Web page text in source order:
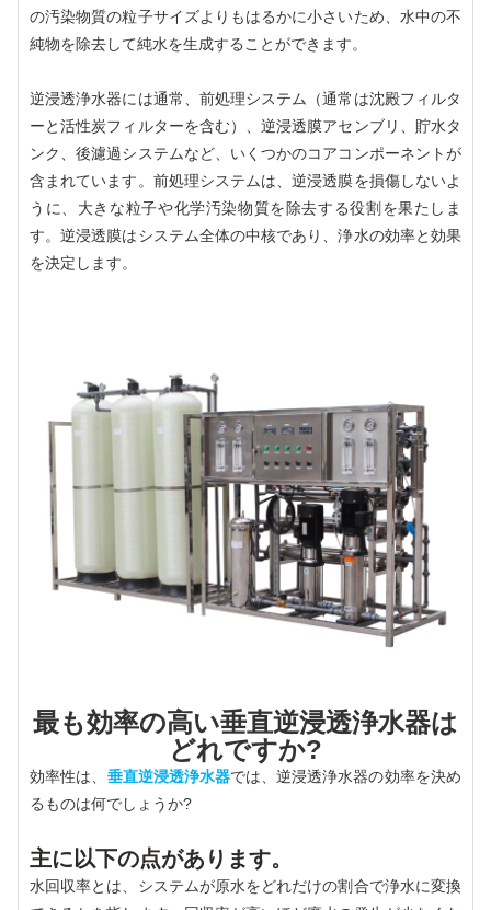
の汚染物質の粒子サイズよりもはるかに小さいため、水中の不
純物を除去して純水を生成することができます。
逆浸透浄水器には通常、前処理システム（通常は沈殿フィルタ
ーと活性炭フィルターを含む）、逆浸透膜アセンブリ、貯水タ
ンク、後濾過システムなど、いくつかのコアコンポーネントが
含まれています。前処理システムは、逆浸透膜を損傷しないよ
うに、大きな粒子や化学汚染物質を除去する役割を果たしま
す。逆浸透膜はシステム全体の中核であり、浄水の効率と効果
を決定します。
最も効率の高い垂直逆浸透浄水器は
どれですか?
効率性は、 垂直逆浸透浄水器では、逆浸透浄水器の効率を決め
るものは何でしょうか?
主に以下の点があります。
水回収率とは、システムが原水をどれだけの割合で浄水に変換